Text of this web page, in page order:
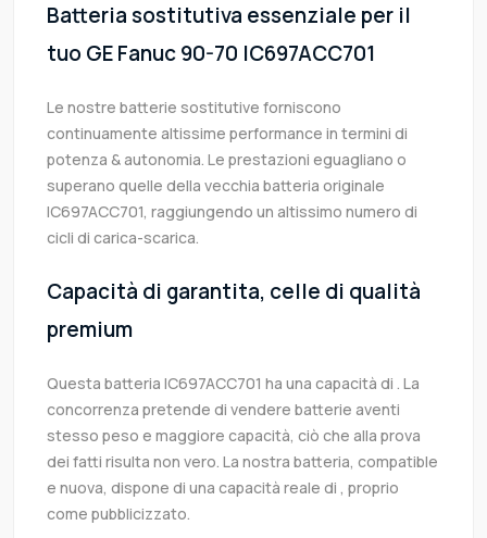
Batteria sostitutiva essenziale per il
tuo GE Fanuc 90-70 IC697ACC701
Le nostre batterie sostitutive forniscono
continuamente altissime performance in termini di
potenza & autonomia. Le prestazioni eguagliano o
superano quelle della vecchia batteria originale
IC697ACC701, raggiungendo un altissimo numero di
cicli di carica-scarica.
Capacità di garantita, celle di qualità
premium
Questa batteria IC697ACC701 ha una capacità di . La
concorrenza pretende di vendere batterie aventi
stesso peso e maggiore capacità, ciò che alla prova
dei fatti risulta non vero. La nostra batteria, compatible
e nuova, dispone di una capacità reale di , proprio
come pubblicizzato.